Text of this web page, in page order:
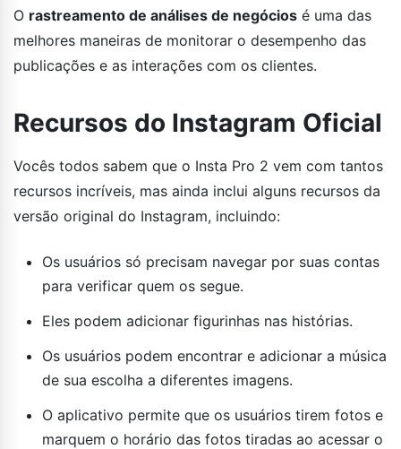
O rastreamento de análises de negócios é uma das
melhores maneiras de monitorar o desempenho das
publicações e as interações com os clientes.
Recursos do Instagram Oficial
Vocês todos sabem que o Insta Pro 2 vem com tantos
recursos incríveis, mas ainda inclui alguns recursos da
versão original do Instagram, incluindo:
Os usuários só precisam navegar por suas contas
para verificar quem os segue.
Eles podem adicionar figurinhas nas histórias.
Os usuários podem encontrar e adicionar a música
de sua escolha a diferentes imagens.
O aplicativo permite que os usuários tirem fotos e
marquem o horário das fotos tiradas ao acessar o